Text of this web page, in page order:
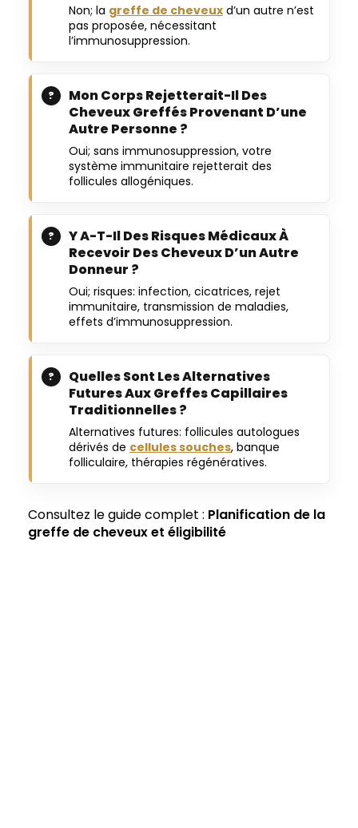
Non; la greffe de cheveux d’un autre n’est
pas proposée, nécessitant
l’immunosuppression.
Mon Corps Rejetterait-Il Des
Cheveux Greffés Provenant D’une
Autre Personne ?
Oui; sans immunosuppression, votre
système immunitaire rejetterait des
follicules allogéniques.
Y A-T-Il Des Risques Médicaux À
Recevoir Des Cheveux D’un Autre
Donneur ?
Oui; risques: infection, cicatrices, rejet
immunitaire, transmission de maladies,
effets d’immunosuppression.
Quelles Sont Les Alternatives
Futures Aux Greffes Capillaires
Traditionnelles ?
Alternatives futures: follicules autologues
dérivés de cellules souches, banque
folliculaire, thérapies régénératives.
Consultez le guide complet : Planification de la
greffe de cheveux et éligibilité